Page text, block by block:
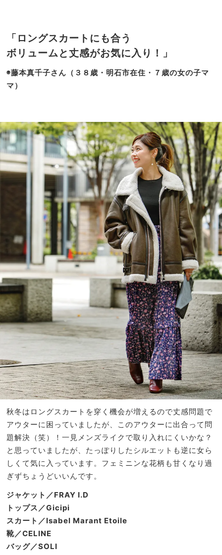
「ロングスカートにも合う
ボリュームと丈感がお気に入り！」
◉藤本真千子さん（３８歳・明石市在住・７歳の女の子マ
マ）
秋冬はロングスカートを穿く機会が増えるので丈感問題で
アウターに困っていましたが、このアウターに出合って問
題解決（笑）！一見メンズライクで取り入れにくいかな？
と思っていましたが、たっぽりしたシルエットも逆に女ら
しくて気に入っています。フェミニンな花柄も甘くなり過
ぎずちょうどいいんです。
ジャケット／FRAY I.D
トップス／Gicipi
スカート／Isabel Marant Etoile
靴／CELINE
バッグ／SOLI